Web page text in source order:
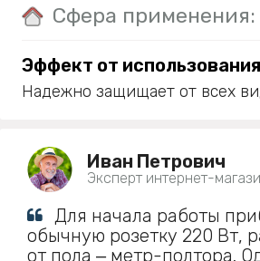
Сфера применения:
Эффект от
Надежно защищает от всех
Иван Петрович
Эксперт интернет-
Для начала работы
обычную розетку 220 Вт,
от пола ‒ метр-полтора.